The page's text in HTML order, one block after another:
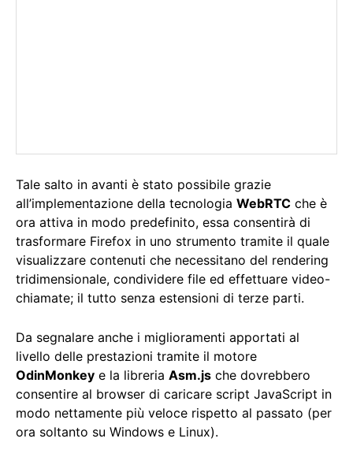
Tale salto in avanti è stato possibile grazie
all’implementazione della tecnologia WebRTC che è
ora attiva in modo predefinito, essa consentirà di
trasformare Firefox in uno strumento tramite il quale
visualizzare contenuti che necessitano del rendering
tridimensionale, condividere file ed effettuare video-
chiamate; il tutto senza estensioni di terze parti.
Da segnalare anche i miglioramenti apportati al
livello delle prestazioni tramite il motore
OdinMonkey e la libreria Asm.js che dovrebbero
consentire al browser di caricare script JavaScript in
modo nettamente più veloce rispetto al passato (per
ora soltanto su Windows e Linux).